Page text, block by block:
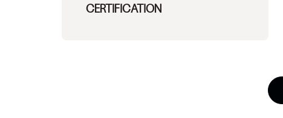
CERTIFICATION